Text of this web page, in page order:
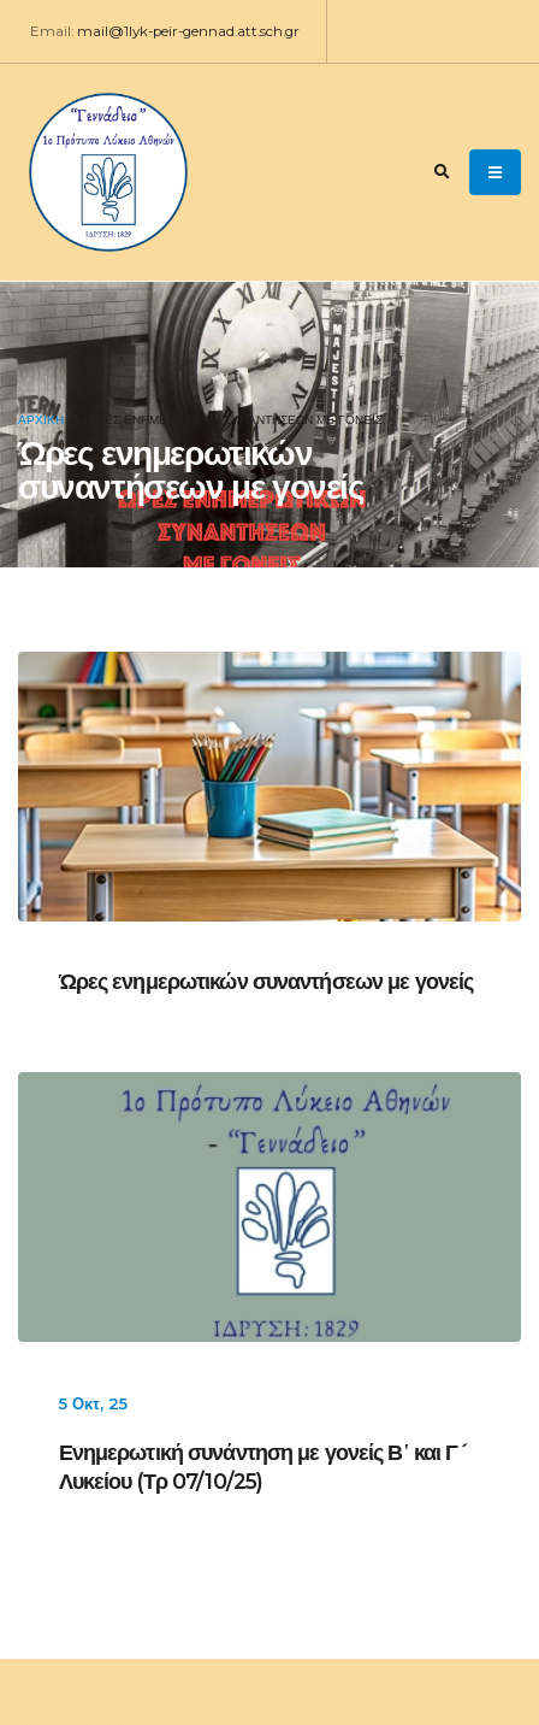
Email: mail@1lyk-peir-gennad.att.sch.gr
Ώρες ενημερωτικών
συναντήσεων με γονείς
ΑΡΧΙΚΉ ΏΡΕΣ ΕΝΗΜΕΡΩΤΙΚΏΝ ΣΥΝΑΝΤΉΣΕΩΝ ΜΕ ΓΟΝΕΊΣ
Ώρες ενημερωτικών συναντήσεων με γονείς
5 Οκτ, 25
Ενημερωτική συνάντηση με γονείς Β῾ και Γ´
Λυκείου (Τρ 07/10/25)